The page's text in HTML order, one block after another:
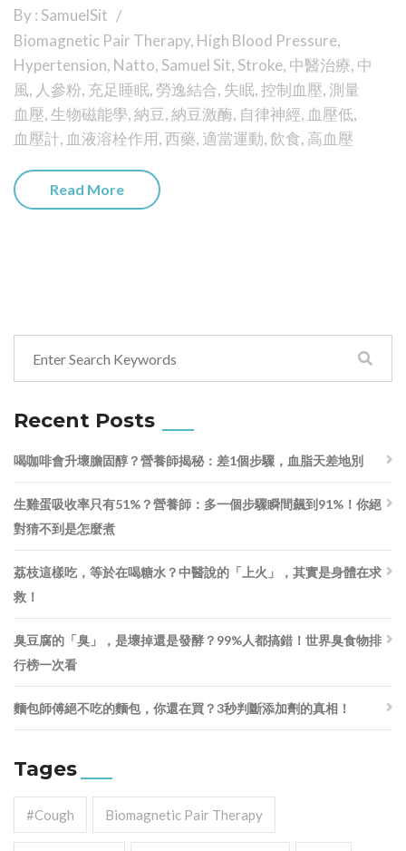
By : SamuelSit
Biomagnetic Pair Therapy, High Blood Pressure,
Hypertension, Natto, Samuel Sit, Stroke, 中醫治療, 中
風, 人參粉, 充足睡眠, 勞逸結合, 失眠,控制血壓, 測量
血壓, 生物磁能學,納豆,納豆激酶, 自律神經, 血壓低,
血壓計, 血液溶栓作用,西藥, 適當運動,飲食, 高血壓
Read More
Recent Posts
喝咖啡會升壞膽固醇？營養師揭秘：差1個步驟，血脂天差地別
生雞蛋吸收率只有51%？營養師：多一個步驟瞬間飆到91%！你絕
對猜不到是怎麼煮
荔枝這樣吃，等於在喝糖水？中醫說的「上火」，其實是身體在求
救！
臭豆腐的「臭」，是壞掉還是發酵？99%人都搞錯！世界臭食物排
行榜一次看
麵包師傅絕不吃的麵包，你還在買？3秒判斷添加劑的真相！
Tages
#cough Biomagnetic Pair Therapy